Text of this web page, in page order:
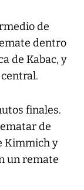
de
dentro
de Kabac, y
finales.
de
Kimmich y
un remate